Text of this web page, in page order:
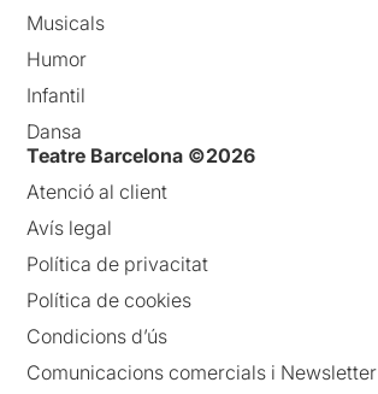
Musicals
Humor
Infantil
Dansa
Teatre Barcelona ©2026
Atenció al client
Avís legal
Política de privacitat
Política de cookies
Condicions d’ús
Comunicacions comercials i Newsletter